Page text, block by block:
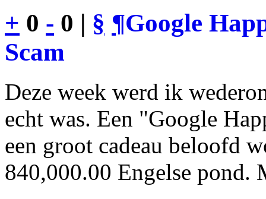
+ 0 - 0 | § ¶Google
Scam
Deze week werd ik
echt was. Een "Google
een groot cadeau beloofd
840,000.00 Engelse pond.